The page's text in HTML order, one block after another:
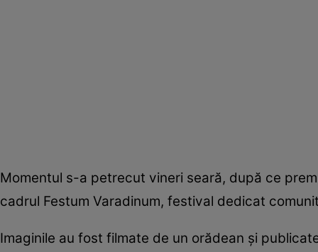
Momentul s-a petrecut vineri seară, după ce
cadrul Festum Varadinum, festival dedicat
Imaginile au fost filmate de un orădean și